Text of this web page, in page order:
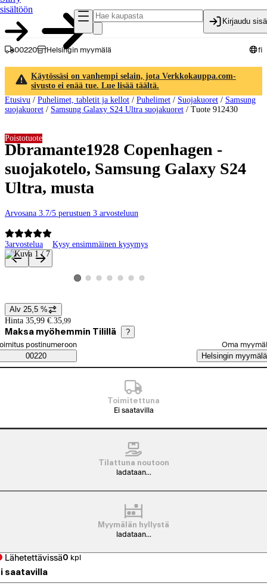
sisältöön
Kirjaudu
00220 Helsingin myymälä fi
Käytössäsi on vanhempi selain, jota Verkkokauppa.com-
sivusto ei enää tue. Lue lisää täältä.
Etusivu / Puhelimet, tabletit ja kellot / Puhelimet / Suojakuoret / Samsung
suojakuoret / Samsung Galaxy S24 Ultra suojakuoret / Tuote 912430
Dbramante1928 Copenhagen -
suojakotelo, Samsung Galaxy S24
Ultra, musta
Arvosana 3.7/5 perustuen 3 arvosteluun
3arvostelua Kysy ensimmäinen kysymys
Poistotuote
Tuotteen kuvat ja videot
Katso tuotekuva 1
Katso tuotekuva 2
Katso tuotekuva 3
Katso tuotekuva 4
Katso tuotekuva 5
Katso tuotekuva 6
Katso tuotekuva 7
Hintatiedot
Alv 25,5 %
Hinta 35,99 €. 35,99
Maksa myöhemmin Tilillä ?
Saatavuustiedot
tilaustapa
postinumeroon
00220
Oma
Helsingin myymälä
Toimitettuna
Ei saatavilla
Tilattuna noutoon
ladataan...
Myymälän hyllystä
ladataan...
Lähetettävissä0 kpl
saatavilla